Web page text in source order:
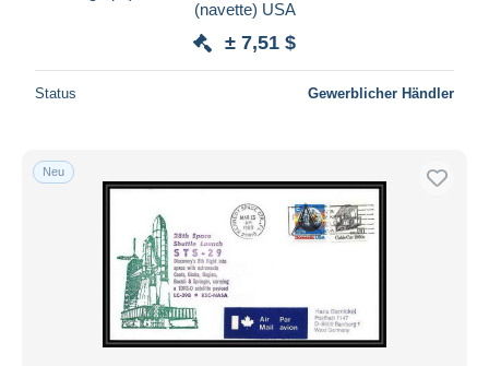
(navette) USA
± 7,51 $
Status Gewerblicher Händler
Neu